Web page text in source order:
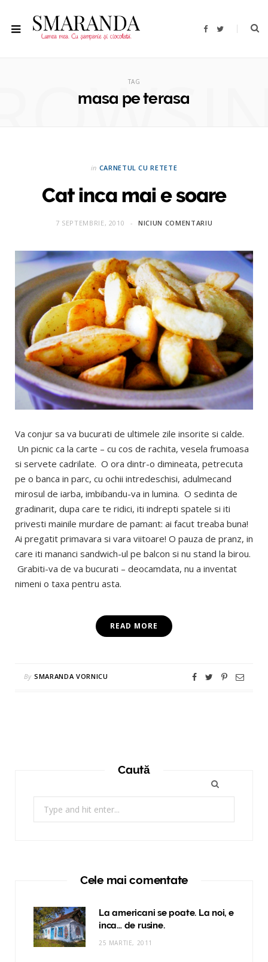
F
T
TAG
masa pe terasa
in CARNETUL CU RETETE
Cat inca mai e soare
7 SEPTEMBRIE, 2010 NICIUN COMENTARIU
Va conjur sa va bucurati de ultimele zile insorite si calde.
Un picnic ca la carte – cu cos de rachita, vesela frumoasa
si servete cadrilate. O ora dintr-o dimineata, petrecuta
pe o banca in parc, cu ochii intredeschisi, adulmecand
mirosul de iarba, imbibandu-va in lumina. O sedinta de
gradinarit, dupa care te ridici, iti indrepti spatele si iti
privesti mainile murdare de pamant: ai facut treaba buna!
Ai pregatit primavara si vara viitoare! O pauza de pranz, in
care iti mananci sandwich-ul pe balcon si nu stand la birou.
Grabiti-va de va bucurati – deocamdata, nu a inventat
nimeni o taxa pentru asta.
READ MORE
By SMARANDA VORNICU
Caută
for:
Cele mai comentate
La americani se poate. La noi, e
inca… de rusine.
25 MARTIE, 2011